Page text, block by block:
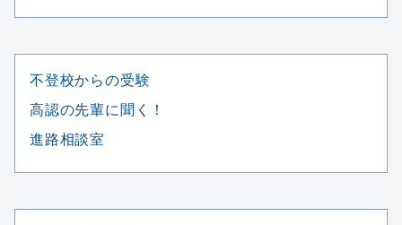
不登校からの受験
高認の先輩に聞く！
進路相談室